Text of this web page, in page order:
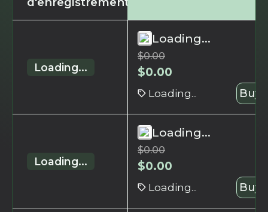
Loading...
Loading...
$0.00
$0.00
Loading... Buy
Loading...
Loading...
$0.00
$0.00
Loading... Buy